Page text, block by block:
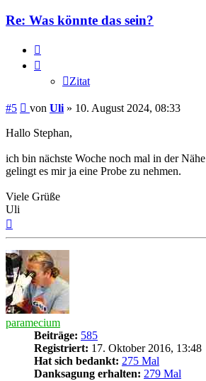
Re: Was könnte das sein?
Zitat
#5 Beitrag
von Uli » 10. August 2024, 08:33
Hallo Stephan,
ich bin nächste Woche noch mal in der
gelingt es mir ja eine Probe zu nehmen.
Viele Grüße
Uli
paramecium
Beiträge: 585
Registriert: 17. Oktober 2016, 13:48
Hat sich bedankt: 275 Mal
Danksagung erhalten: 279 Mal